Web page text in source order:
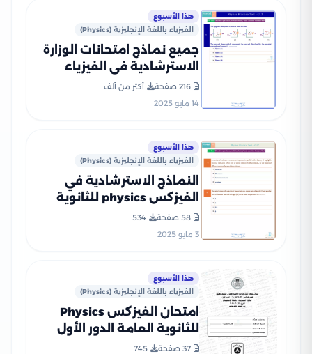
هذا الأسبوع
الفيزياء باللغة الإنجليزية (Physics)
جميع نماذج امتحانات الوزارة
الاسترشادية في الفيزياء
للغات Physics للثانوية
العامة 2025 بصيغة PDF
216 صفحة
أكثر من ألف
14 مايو 2025
هذا الأسبوع
الفيزياء باللغة الإنجليزية (Physics)
النماذج الاسترشادية في
الفيزكس physics للثانوية
العامة أبريل 2025 بصيغة pdf
58 صفحة
534
3 مايو 2025
هذا الأسبوع
الفيزياء باللغة الإنجليزية (Physics)
امتحان الفيزكس Physics
للثانوية العامة الدور الأول
37 صفحة
745